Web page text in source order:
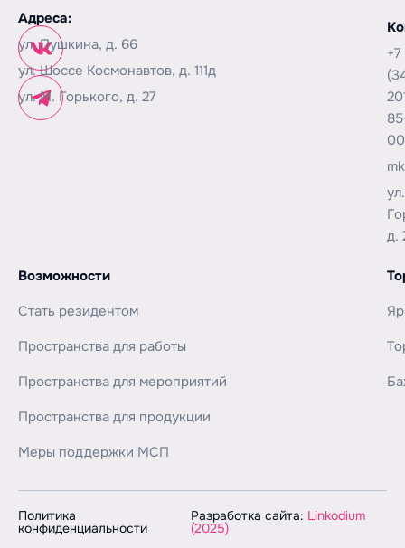
Адреса:
ул. Пушкина, д. 66
ул. Шоссе Космонавтов, д. 111д
ул. М. Горького, д. 27
+7
00
д.
Возможности
Стать резидентом
Пространства для работы
Пространства для мероприятий
Пространства для продукции
Меры поддержки МСП
Политика
конфиденциальности
Разработка сайта: Linkodium
(2025)